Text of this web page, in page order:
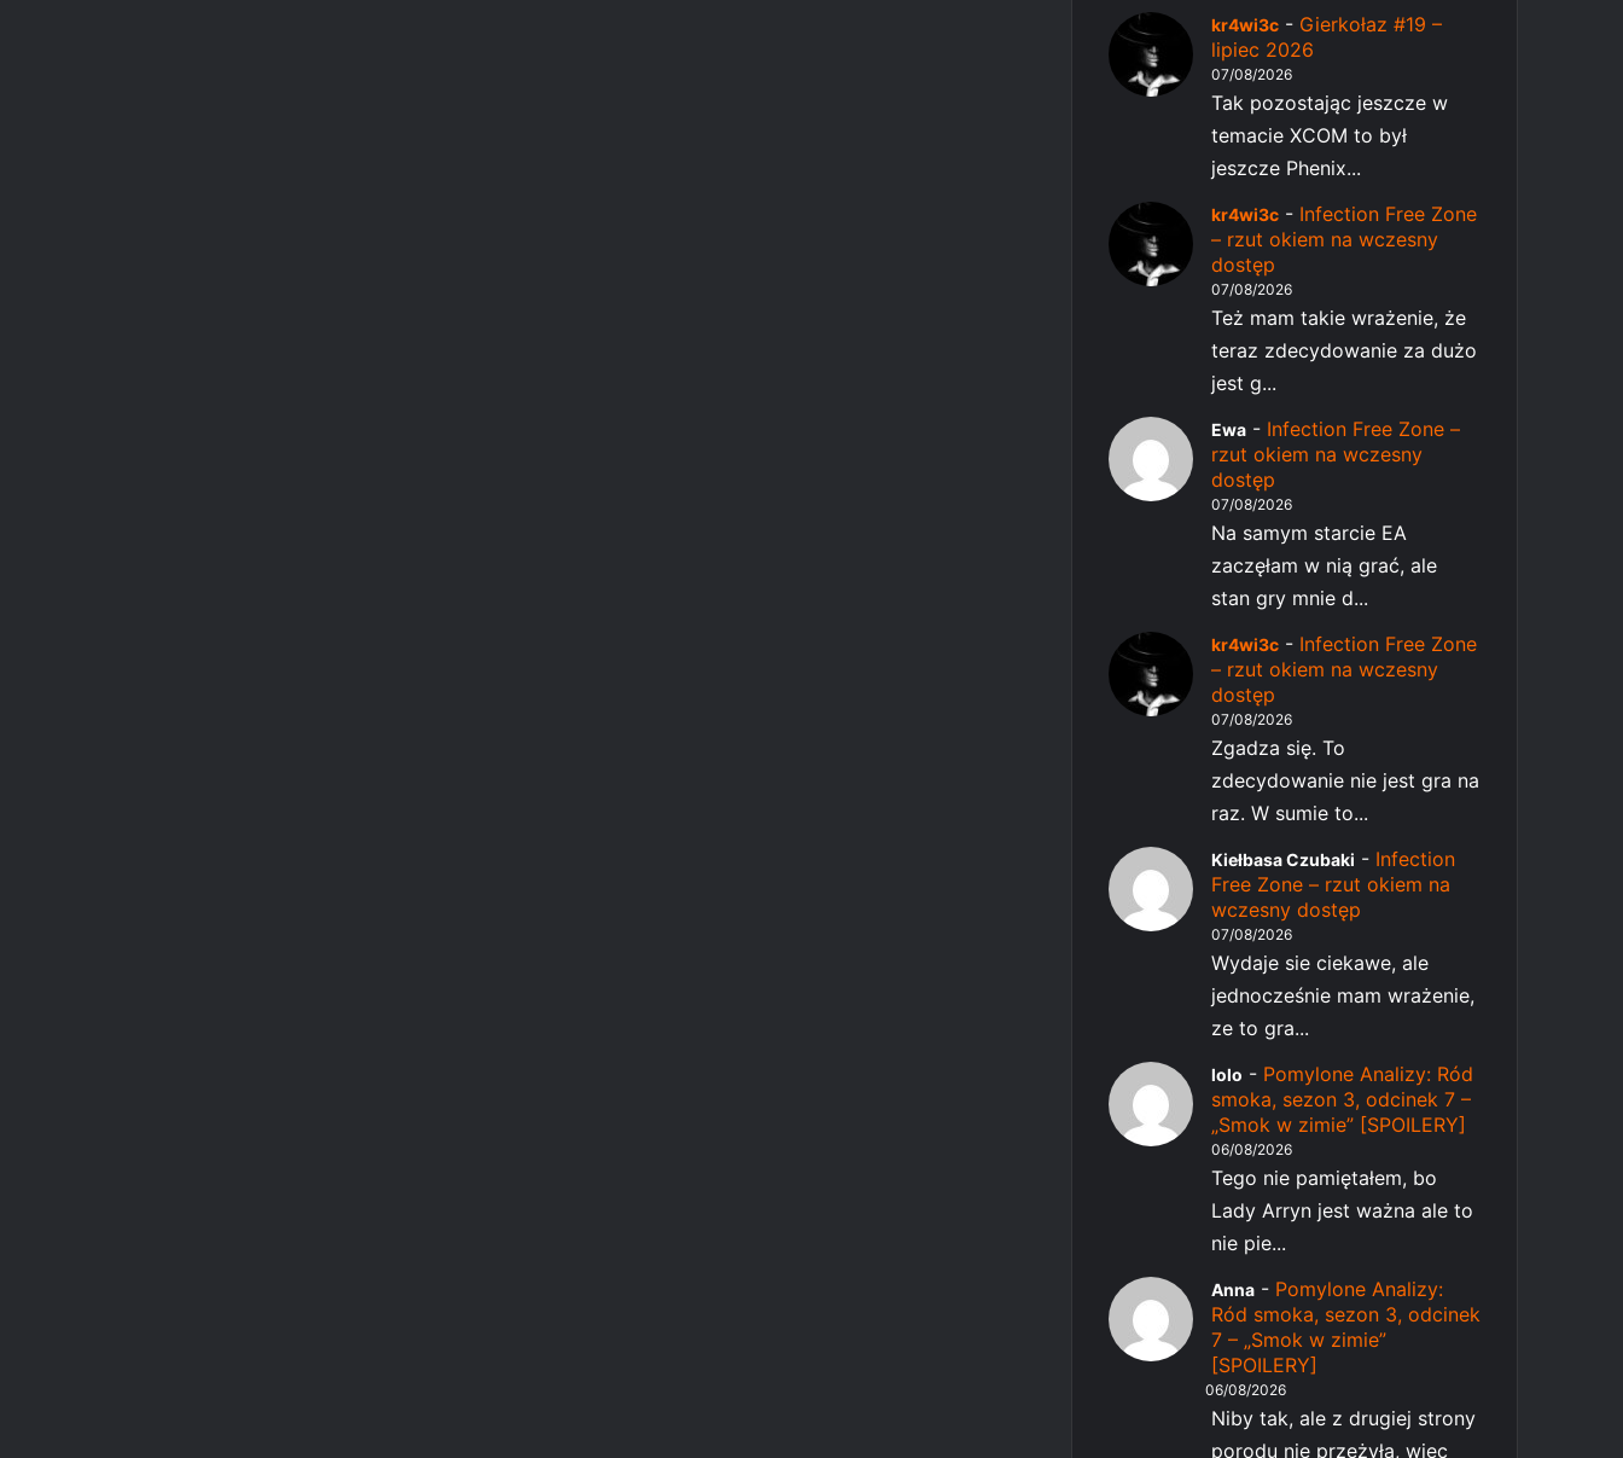
kr4wi3c - Gierkołaz #19 –
lipiec 2026
07/08/2026
Tak pozostając jeszcze w
temacie XCOM to był
jeszcze Phenix...
kr4wi3c - Infection Free Zone
– rzut okiem na wczesny
dostęp
07/08/2026
Też mam takie wrażenie, że
teraz zdecydowanie za dużo
jest g...
Ewa - Infection Free Zone –
rzut okiem na wczesny
dostęp
07/08/2026
Na samym starcie EA
zaczęłam w nią grać, ale
stan gry mnie d...
kr4wi3c - Infection Free Zone
– rzut okiem na wczesny
dostęp
07/08/2026
Zgadza się. To
zdecydowanie nie jest gra na
raz. W sumie to...
Kiełbasa Czubaki - Infection
Free Zone – rzut okiem na
wczesny dostęp
07/08/2026
Wydaje sie ciekawe, ale
jednocześnie mam wrażenie,
ze to gra...
lolo - Pomylone Analizy: Ród
smoka, sezon 3, odcinek 7 –
„Smok w zimie” [SPOILERY]
06/08/2026
Tego nie pamiętałem, bo
Lady Arryn jest ważna ale to
nie pie...
Anna - Pomylone Analizy:
Ród smoka, sezon 3, odcinek
7 – „Smok w zimie”
[SPOILERY]
06/08/2026
Niby tak, ale z drugiej strony
porodu nie przeżyła, więc